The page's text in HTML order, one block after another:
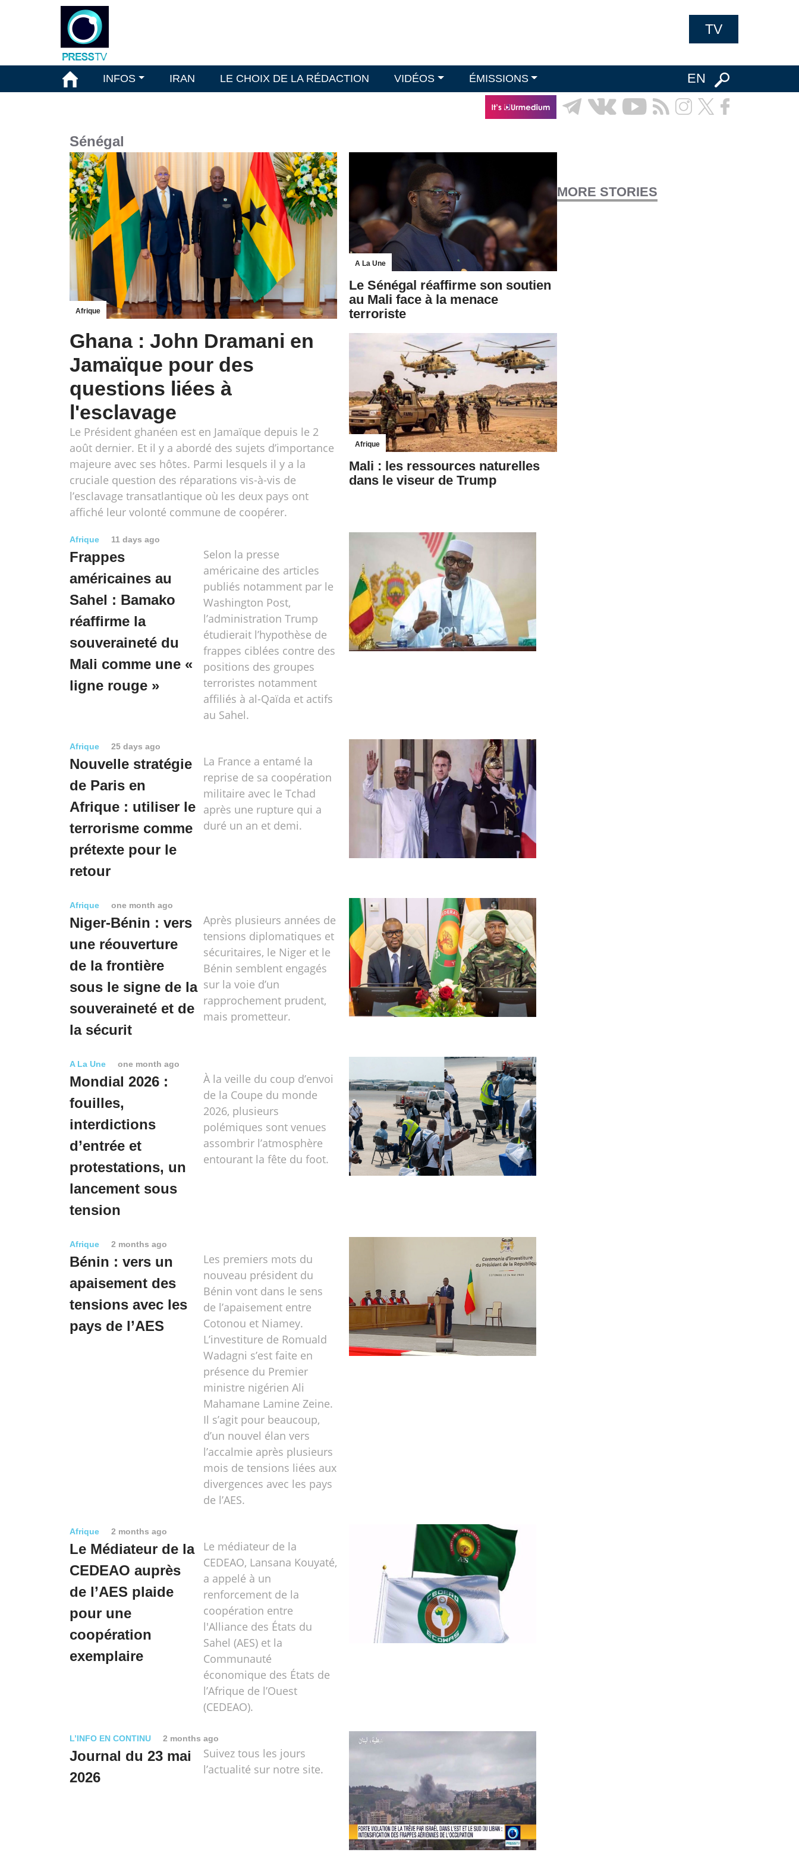
TV
INFOS IRAN LE CHOIX DE LA RÉDACTION VIDÉOS ÉMISSIONS EN
Sénégal
Afrique
Ghana : John Dramani en
Jamaïque pour des
questions liées à
l'esclavage
Le Président ghanéen est en Jamaïque depuis le 2
août dernier. Et il y a abordé des sujets d’importance
majeure avec ses hôtes. Parmi lesquels il y a la
cruciale question des réparations vis-à-vis de
l’esclavage transatlantique où les deux pays ont
affiché leur volonté commune de coopérer.
A La Une
Le Sénégal réaffirme son soutien
au Mali face à la menace
terroriste
Afrique
Mali : les ressources naturelles
dans le viseur de Trump
MORE STORIES
Afrique 11 days ago
Frappes
américaines au
Sahel : Bamako
réaffirme la
souveraineté du
Mali comme une «
ligne rouge »
Selon la presse
américaine des articles
publiés notamment par le
Washington Post,
l’administration Trump
étudierait l’hypothèse de
frappes ciblées contre des
positions des groupes
terroristes notamment
affiliés à al-Qaïda et actifs
au Sahel.
Afrique 25 days ago
Nouvelle stratégie
de Paris en
Afrique : utiliser le
terrorisme comme
prétexte pour le
retour
La France a entamé la
reprise de sa coopération
militaire avec le Tchad
après une rupture qui a
duré un an et demi.
Afrique one month ago
Niger-Bénin : vers
une réouverture
de la frontière
sous le signe de la
souveraineté et de
la sécurit
Après plusieurs années de
tensions diplomatiques et
sécuritaires, le Niger et le
Bénin semblent engagés
sur la voie d’un
rapprochement prudent,
mais prometteur.
A La Une one month ago
Mondial 2026 :
fouilles,
interdictions
d’entrée et
protestations, un
lancement sous
tension
À la veille du coup d’envoi
de la Coupe du monde
2026, plusieurs
polémiques sont venues
assombrir l’atmosphère
entourant la fête du foot.
Afrique 2 months ago
Bénin : vers un
apaisement des
tensions avec les
pays de l’AES
Les premiers mots du
nouveau président du
Bénin vont dans le sens
de l’apaisement entre
Cotonou et Niamey.
L’investiture de Romuald
Wadagni s’est faite en
présence du Premier
ministre nigérien Ali
Mahamane Lamine Zeine.
Il s’agit pour beaucoup,
d’un nouvel élan vers
l’accalmie après plusieurs
mois de tensions liées aux
divergences avec les pays
de l’AES.
Afrique 2 months ago
Le Médiateur de la
CEDEAO auprès
de l’AES plaide
pour une
coopération
exemplaire
Le médiateur de la
CEDEAO, Lansana Kouyaté,
a appelé à un
renforcement de la
coopération entre
l'Alliance des États du
Sahel (AES) et la
Communauté
économique des États de
l’Afrique de l’Ouest
(CEDEAO).
L’INFO EN CONTINU 2 months ago
Journal du 23 mai
2026
Suivez tous les jours
l’actualité sur notre site.